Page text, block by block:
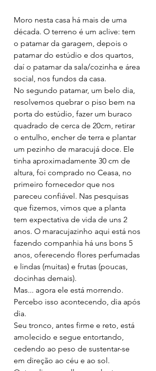
Moro nesta casa há mais de uma
década. O terreno é um aclive: tem
o patamar da garagem, depois o
patamar do estúdio e dos quartos,
daí o patamar da sala/cozinha e área
social, nos fundos da casa.
No segundo patamar, um belo dia,
resolvemos quebrar o piso bem na
porta do estúdio, fazer um buraco
quadrado de cerca de 20cm, retirar
o entulho, encher de terra e plantar
um pezinho de maracujá doce. Ele
tinha aproximadamente 30 cm de
altura, foi comprado no Ceasa, no
primeiro fornecedor que nos
pareceu confiável. Nas pesquisas
que fizemos, vimos que a planta
tem expectativa de vida de uns 2
anos. O maracujazinho aqui está nos
fazendo companhia há uns bons 5
anos, oferecendo flores perfumadas
e lindas (muitas) e frutas (poucas,
docinhas demais).
Mas... agora ele está morrendo.
Percebo isso acontecendo, dia após
dia.
Seu tronco, antes firme e reto, está
amolecido e segue entortando,
cedendo ao peso de sustentar-se
em direção ao céu e ao sol.